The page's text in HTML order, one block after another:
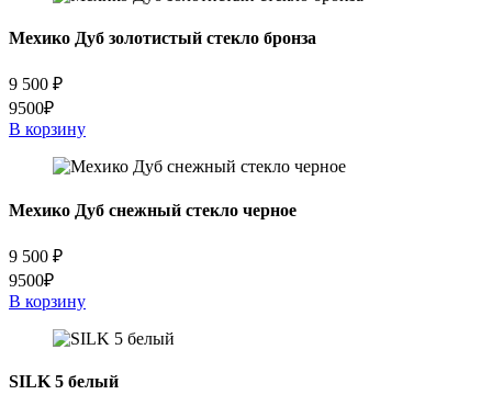
Мехико Дуб золотистый стекло бронза
9 500 ₽
9500₽
В корзину
Мехико Дуб снежный стекло черное
9 500 ₽
9500₽
В корзину
SILK 5 белый